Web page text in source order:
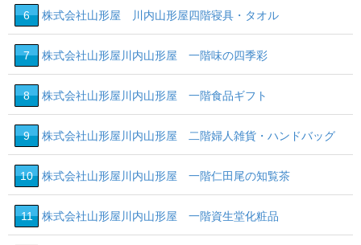
6 株式会社山形屋 川内山形屋四階寝具・タオル
7 株式会社山形屋川内山形屋 一階味の四季彩
8 株式会社山形屋川内山形屋 一階食品ギフト
9 株式会社山形屋川内山形屋 二階婦人雑貨・ハンドバッグ
10 株式会社山形屋川内山形屋 一階仁田尾の知覧茶
11 株式会社山形屋川内山形屋 一階資生堂化粧品